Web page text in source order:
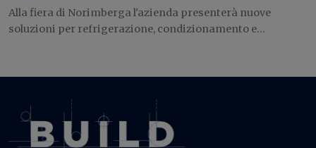
Alla fiera di Norimberga l'azienda presenterà nuove
soluzioni per refrigerazione, condizionamento e...